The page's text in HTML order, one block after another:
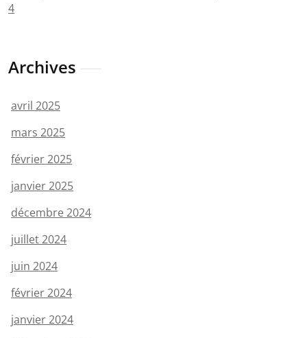
4
Archives
avril 2025
mars 2025
février 2025
janvier 2025
décembre 2024
juillet 2024
juin 2024
février 2024
janvier 2024